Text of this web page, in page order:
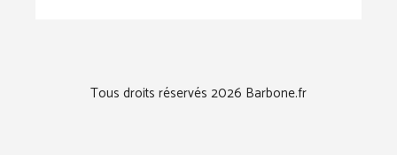
Tous droits réservés 2026 Barbone.fr